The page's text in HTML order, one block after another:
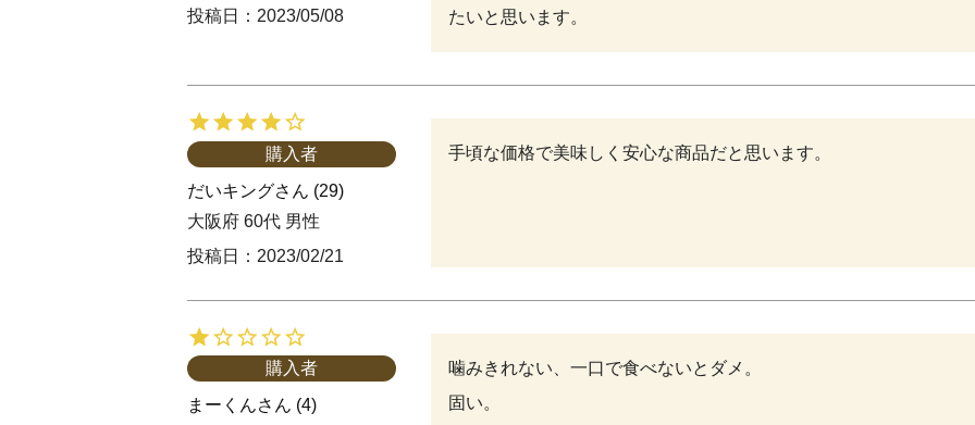
投稿日
2023/05/08
たいと思います。
だいキング 29
購入者
大阪府 60代 男性
投稿日
2023/02/21
手頃な価格で美味しく安心な商品だと思います。
まーくん 4
購入者
噛みきれない、一口で食べないとダメ。
固い。